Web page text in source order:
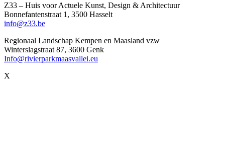
Z33 – Huis voor Actuele Kunst, Design & Architectuur
Bonnefantenstraat 1, 3500 Hasselt
info@z33.be
Regionaal Landschap Kempen en Maasland vzw
Winterslagstraat 87, 3600 Genk
Info@rivierparkmaasvallei.eu
X